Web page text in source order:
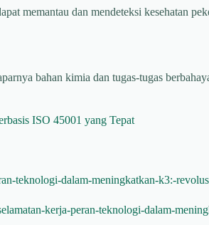
memantau dan mendeteksi kesehatan
bahan kimia dan tugas-tugas
ISO 45001 yang Tepat
teknologi-dalam-meningkatkan-k3:-
kerja-peran-teknologi-dalam-